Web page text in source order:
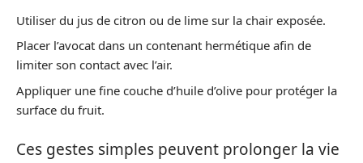
Utiliser du jus de citron ou de lime sur la chair exposée.
Placer l’avocat dans un contenant hermétique afin de
limiter son contact avec l’air.
Appliquer une fine couche d’huile d’olive pour protéger la
surface du fruit.
Ces gestes simples peuvent prolonger la vie